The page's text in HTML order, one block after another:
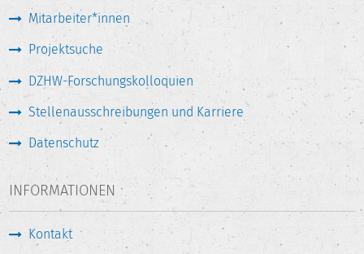
Mitarbeiter*innen
Projektsuche
DZHW-Forschungskolloquien
Stellenausschreibungen und Karriere
Datenschutz
INFORMATIONEN
Kontakt